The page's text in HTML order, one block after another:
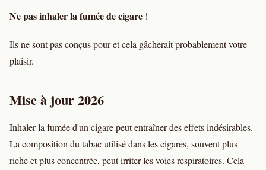
Ne pas inhaler la fumée de cigare !
Ils ne sont pas conçus pour et cela gâcherait probablement votre
plaisir.
Mise à jour 2026
Inhaler la fumée d'un cigare peut entraîner des effets indésirables.
La composition du tabac utilisé dans les cigares, souvent plus
riche et plus concentrée, peut irriter les voies respiratoires. Cela